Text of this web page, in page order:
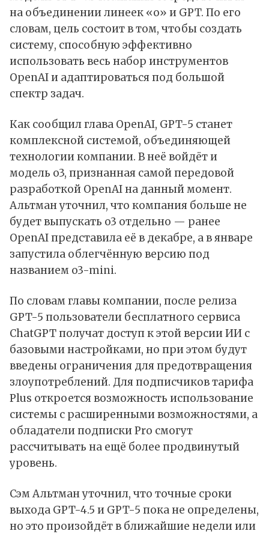
на объединении линеек «o» и GPT. По его
словам, цель состоит в том, чтобы создать
систему, способную эффективно
использовать весь набор инструментов
OpenAIи адаптироваться под большой
спектр задач.
Как сообщил глава OpenAI, GPT-5 станет
комплексной системой, объединяющей
технологии компании. В неё войдёт и
модель o3, признанная самой передовой
разработкой OpenAI на данный момент.
Альтман уточнил, что компания больше не
будет выпускать o3 отдельно — ранее
OpenAI представила её в декабре, а в январе
запустила облегчённую версию под
названием o3-mini.
По словам главы компании, после релиза
GPT-5 пользователи бесплатного сервиса
ChatGPTполучат доступ к этой версии ИИ с
базовыми настройками, но при этом будут
введены ограничения для предотвращения
злоупотреблений. Для подписчиков тарифа
Plus откроется возможность использование
системы с расширенными возможностями, а
обладатели подписки Pro смогут
рассчитывать на ещё более продвинутый
уровень.
Сэм Альтман уточнил, что точные сроки
выхода GPT-4.5 и GPT-5 пока не определены,
но это произойдёт в ближайшие недели или